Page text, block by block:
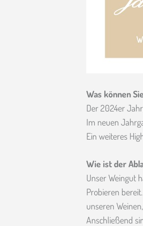
Was können
Der 2024er
Im neuen
Ein weiteres
Wie ist der
Unser Weingut
Probieren
unseren
Anschließend